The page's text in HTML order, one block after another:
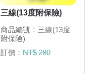
三線(13度附保險)
商品編號：三線(13度
附保險)
訂價：NT$ 280